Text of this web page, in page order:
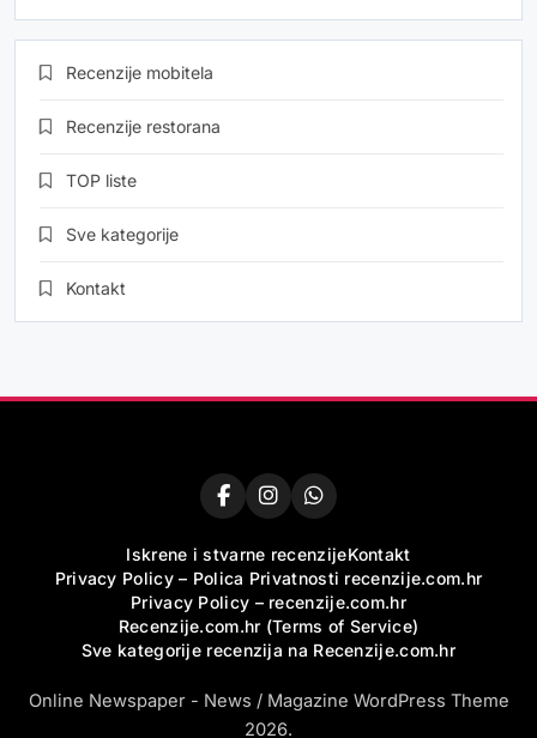
Recenzije mobitela
Recenzije restorana
TOP liste
Sve kategorije
Kontakt
Iskrene i stvarne recenzijeKontakt
Privacy Policy – Polica Privatnosti recenzije.com.hr
Privacy Policy – recenzije.com.hr
Recenzije.com.hr (Terms of Service)
Sve kategorije recenzija na Recenzije.com.hr
Online Newspaper - News / Magazine WordPress Theme
2026.